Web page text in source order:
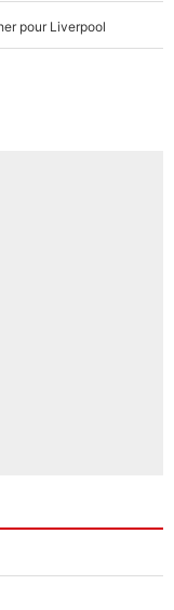
pour Liverpool